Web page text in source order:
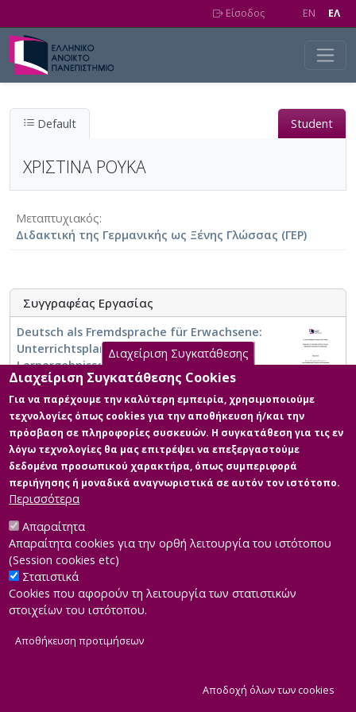
Είσοδος EN EΛ
Default Student
ΧΡΙΣΤΙΝΑ ΡΟΥΚΑ
Μεταπτυχιακός
Διδακτική της Γερμανικής ως Ξένης Γλώσσας (ΓΕΡ)
Συγγραφέας Εργασίας
Deutsch als Fremdsprache für Erwachsene:
Unterrichtsplanung und Evaluation von
Lernergebnissen
Developed byINTEROPTICS
Διαχείριση Συγκατάθεσης
Διαχείριση Συγκατάθεσης Cookies
Για να παρέχουμε την καλύτερη εμπειρία, χρησιμοποιούμε
τεχνολογίες όπως cookies για την αποθήκευση ή/και την
πρόσβαση σε πληροφορίες συσκευών. Η συγκατάθεση για τις εν
λόγω τεχνολογίες θα μας επιτρέψει να επεξεργαστούμε
δεδομένα προσωπικού χαρακτήρα, όπως συμπεριφορά
περιήγησης ή μοναδικά αναγνωριστικά σε αυτόν τον ιστότοπο.
Περισσότερα
Απαραίτητα
Απαραίτητα cookies για την ορθή λειτουργία του ιστότοπου
(Session cookies etc)
Στατιστικά
Cookies που αφορούν τη λειτουργία των στατιστικών
στοιχείων του ιστότοπου.
Αποθήκευση προτιμήσεων
Αποδοχή όλων των cookies